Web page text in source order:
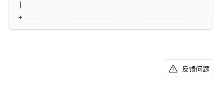
反馈问题